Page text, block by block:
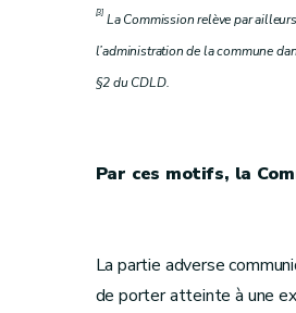
[3]La Commission relève par
l’administration de la commune
§2 du CDLD.
Par ces motifs, la
La partie adverse
de porter atteinte à une